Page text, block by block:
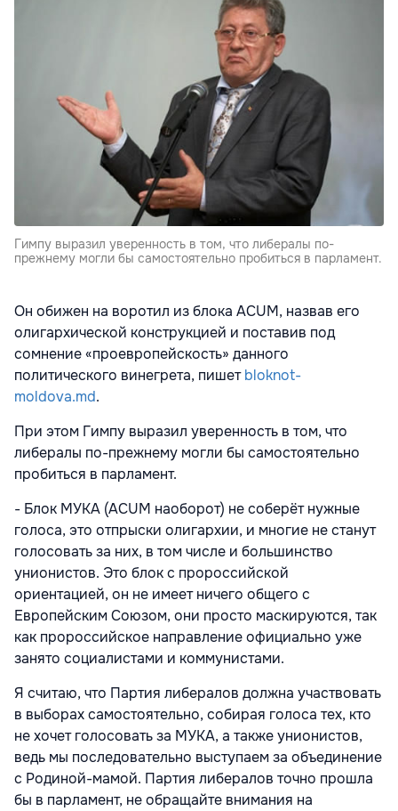
Гимпу выразил уверенность в том, что либералы по-
прежнему могли бы самостоятельно пробиться в парламент.
Он обижен на воротил из блока ACUM, назвав его
олигархической конструкцией и поставив под
сомнение «проевропейскость» данного
политического винегрета, пишетbloknot-
moldova.md.
При этом Гимпу выразил уверенность в том, что
либералы по-прежнему могли бы самостоятельно
пробиться в парламент.
- Блок МУКА (ACUM наоборот) не соберёт нужные
голоса, это отпрыски олигархии, и многие не станут
голосовать за них, в том числе и большинство
унионистов. Это блок с пророссийской
ориентацией, он не имеет ничего общего с
Европейским Союзом, они просто маскируются, так
как пророссийское направление официально уже
занято социалистами и коммунистами.
Я считаю, что Партия либералов должна участвовать
в выборах самостоятельно, собирая голоса тех, кто
не хочет голосовать за МУКА, а также унионистов,
ведь мы последовательно выступаем за объединение
с Родиной-мамой. Партия либералов точно прошла
бы в парламент, не обращайте внимания на